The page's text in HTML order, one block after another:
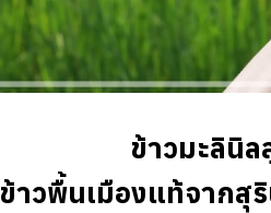
ข้าวมะลินิ
ข้าวพื้นเมืองแท้จากสุ